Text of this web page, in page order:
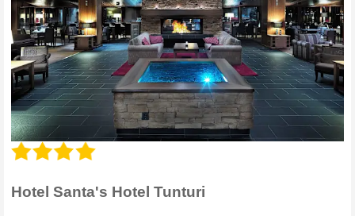
Hotel Santa's Hotel Tunturi